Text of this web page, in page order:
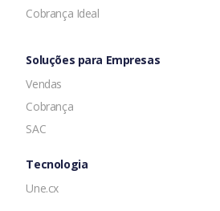
Cobrança Ideal
Soluções para Empresas
Vendas
Cobrança
SAC
Tecnologia
Une.cx